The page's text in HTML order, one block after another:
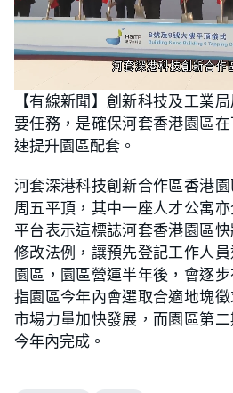
n
m
t
e
o
a
d
e
d
5
5
%
【有線新聞】創新科技及工業
要任務，是確保河套香港園區
速提升園區配套。
河套深港科技創新合作區香港
周五平頂，其中一座人才公寓
平台表示這標誌河套香港園區
修改法例，讓預先登記工作人
園區，園區營運半年後，會逐
指園區今年內會選取合適地塊
市場力量加快發展，而園區第
今年內完成。